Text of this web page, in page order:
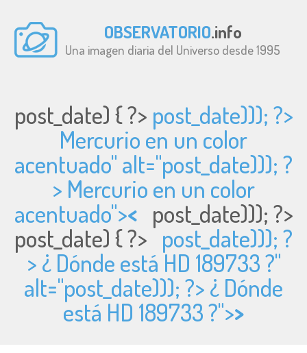
OBSERVATORIO.info
Una imagen diaria del Universo desde 1995
post_date) { ?> post_date))); ?>
Mercurio en un color
acentuado" alt="post_date))); ?
> Mercurio en un color
acentuado">< post_date))); ?>
post_date) { ?> post_date))); ?
> ¿ Dónde está HD 189733 ?"
alt="post_date))); ?> ¿ Dónde
está HD 189733 ?">>